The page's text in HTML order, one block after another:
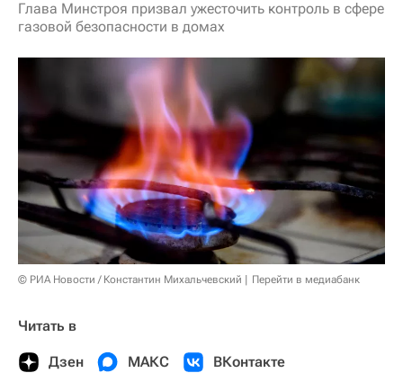
Глава Минстроя призвал ужесточить контроль в сфере
газовой безопасности в домах
© РИА Новости / Константин Михальчевский Перейти в медиабанк
Читать в
Дзен МАКС ВКонтакте